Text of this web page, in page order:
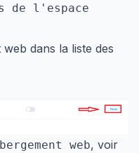
de l'espace
dans la liste des
web, voir